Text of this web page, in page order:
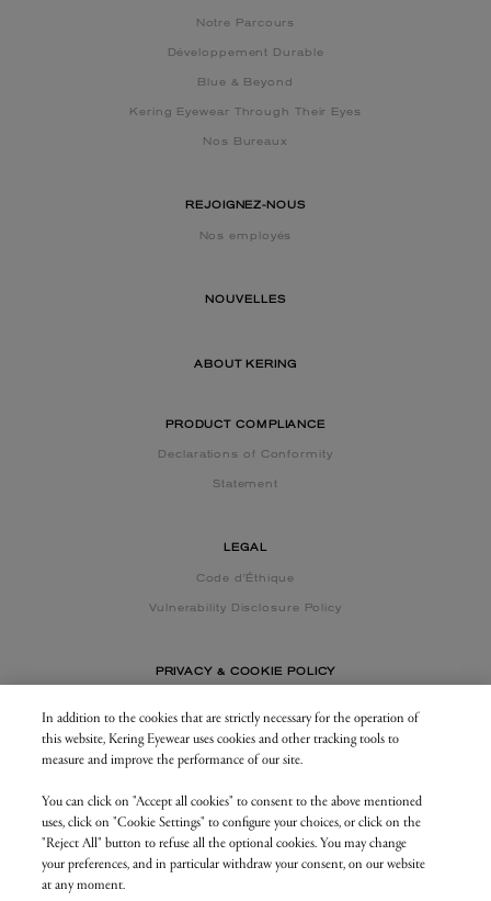
Notre Parcours
Développement Durable
Blue & Beyond
Kering Eyewear Through Their Eyes
Nos Bureaux
REJOIGNEZ-NOUS
Nos employés
NOUVELLES
ABOUT KERING
PRODUCT COMPLIANCE
Declarations of Conformity
Statement
LEGAL
Code d'Éthique
Vulnerability Disclosure Policy
PRIVACY & COOKIE POLICY
CONTACT US
BUSINESS AREA
my.keringeyewear.com
In addition to the cookies that are strictly necessary for the operation of
this website, Kering Eyewear uses cookies and other tracking tools to
measure and improve the performance of our site.
You can click on "Accept all cookies" to consent to the above mentioned
uses, click on "Cookie Settings" to configure your choices, or click on the
"Reject All" button to refuse all the optional cookies. You may change
your preferences, and in particular withdraw your consent, on our website
at any moment.